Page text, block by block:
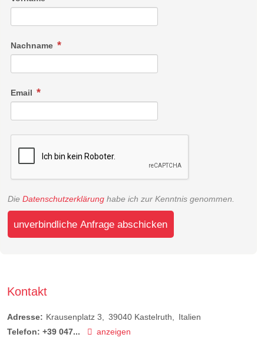
Nachname
Email
Die Datenschutzerklärung habe ich zur Kenntnis genommen.
unverbindliche Anfrage abschicken
Kontakt
Adresse: Krausenplatz 3 39040 Kastelruth
Italien
Telefon: +39 047...
anzeigen